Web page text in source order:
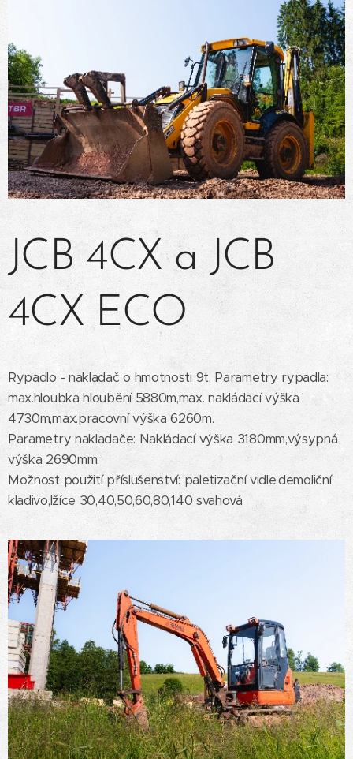
JCB 4CX a JCB
4CX ECO
Rypadlo - nakladač o hmotnosti 9t. Parametry rypadla:
max.hloubka hloubění 5880m,max. nakládací výška
4730m,max.pracovní výška 6260m.
Parametry nakladače: Nakládací výška 3180mm,výsypná
výška 2690mm.
Možnost použití příslušenství: paletizační vidle,demoliční
kladivo,lžíce 30,40,50,60,80,140 svahová